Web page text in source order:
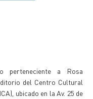
perteneciente a Rosa
del Centro Cultural
ubicado en la Av. 25 de